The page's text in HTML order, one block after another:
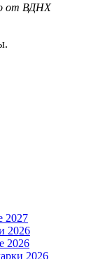
от ВДНХ
2027
2026
2026
2026